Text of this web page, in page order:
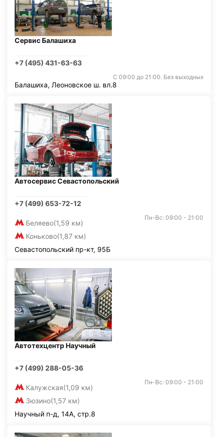
Сервис Балашиха
+7 (495) 431-63-63
С 09:00 до 21:00. Без выходных
Балашиха, Леоновское ш. вл.8
Автосервис Севастопольский
+7 (499) 653-72-12
Беляево(1,59 км)
Коньково(1,87 км)
Пн-Вс: 09:00 - 21:00
Севастопольский пр-кт, 95Б
Автотехцентр Научный
+7 (499) 288-05-36
Калужская(1,09 км)
Зюзино(1,57 км)
Пн-Вс: 09:00 - 21:00
Научный п-д, 14А, стр.8